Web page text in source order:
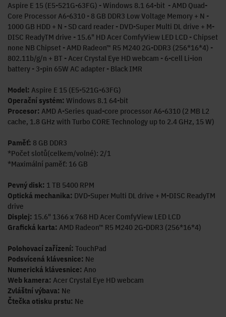
Aspire E 15 (E5-521G-63FG) - Windows 8.1 64-bit - AMD Quad-
Core Processor A6-6310 - 8 GB DDR3 Low Voltage Memory + N -
1000 GB HDD + N - SD card reader - DVD-Super Multi DL drive + M-
DISC ReadyTM drive - 15.6" HD Acer ComfyView LED LCD - Chipset
none NB Chipset - AMD Radeon™ R5 M240 2G-DDR3 (256*16*4) -
802.11b/g/n + BT - Acer Crystal Eye HD webcam - 6-cell Li-ion
battery - 3-pin 65W AC adapter - Black IMR
Model: Aspire E 15 (E5-521G-63FG)
Operační systém: Windows 8.1 64-bit
Procesor: AMD A-Series quad-core processor A6-6310 (2 MB L2
cache, 1.8 GHz with Turbo CORE Technology up to 2.4 GHz, 15 W)
Paměť: 8 GB DDR3
*Počet slotů(celkem/volné): 2/1
*Maximální paměť: 16 GB
Pevný disk: 1 TB 5400 RPM
Optická mechanika: DVD-Super Multi DL drive + M-DISC ReadyTM
drive
Displej: 15.6" 1366 x 768 HD Acer ComfyView LED LCD
Grafická karta: AMD Radeon™ R5 M240 2G-DDR3 (256*16*4)
Polohovací zařízení: TouchPad
Podsvícená klávesnice: Ne
Numerická klávesnice: Ano
Web kamera: Acer Crystal Eye HD webcam
Zvláštní výbava: Ne
Čtečka otisku prstu: Ne